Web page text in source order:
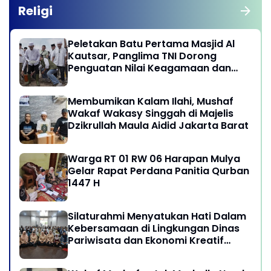
Religi
Peletakan Batu Pertama Masjid Al
Kautsar, Panglima TNI Dorong
Penguatan Nilai Keagamaan dan
Membumikan Kalam Ilahi, Mushaf
Wakaf Wakasy Singgah di Majelis
Dzikrullah Maula Aidid Jakarta Barat
Warga RT 01 RW 06 Harapan Mulya
Gelar Rapat Perdana Panitia Qurban
1447 H
Silaturahmi Menyatukan Hati Dalam
Kebersamaan di Lingkungan Dinas
Pariwisata dan Ekonomi Kreatif